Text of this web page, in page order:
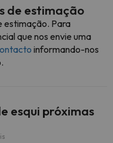
de estimação
estimação. Para
que nos envie uma
informando-nos
esqui próximas